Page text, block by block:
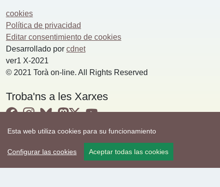
Esta web utiliza cookies para su funcionamiento
Configurar las cookies Aceptar todas las cookies
cookies
Política de privacidad
Editar consentimiento de cookies
Desarrollado por cdnet
ver1 X-2021
© 2021 Torà on-line. All Rights Reserved
Troba'ns a les Xarxes